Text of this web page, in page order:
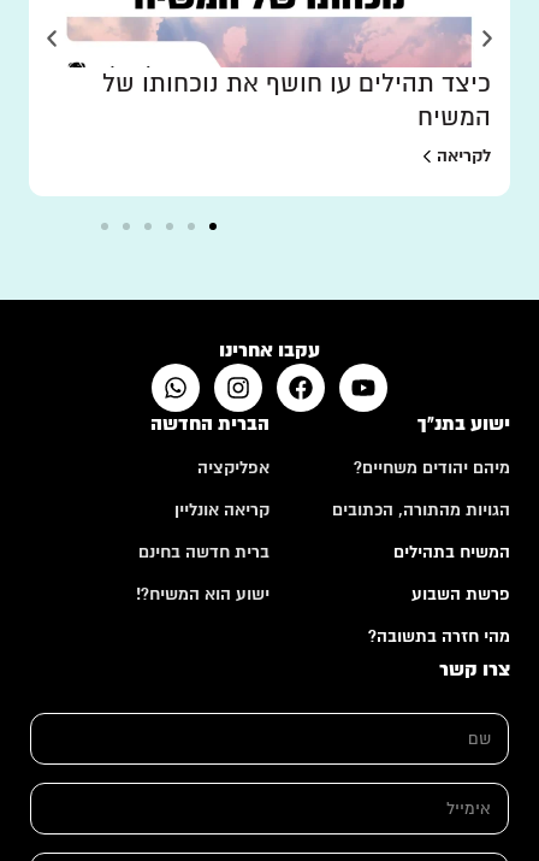
כיצד תהילים עו חושף את נוכחותו של
המשיח
לקריאה
עקבו אחרינו
ישוע בתנ"ך
מיהם יהודים משחיים?
הגויות מהתורה, הכתובים
המשיח בתהילים
פרשת השבוע
מהי חזרה בתשובה?
הברית החדשה
אפליקציה
קריאה אונליין
ברית חדשה בחינם
ישוע הוא המשיח?!
צרו קשר
י
י
*
ש
*
א
מ